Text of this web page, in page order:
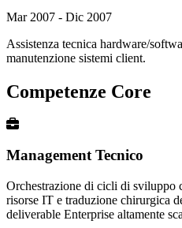
Mar 2007 - Dic 2007
Assistenza tecnica hardware/
manutenzione sistemi client.
Competenze Core
Management Tecnico
Orchestrazione di cicli di sviluppo
risorse IT e traduzione chirurgica
deliverable Enterprise altamente